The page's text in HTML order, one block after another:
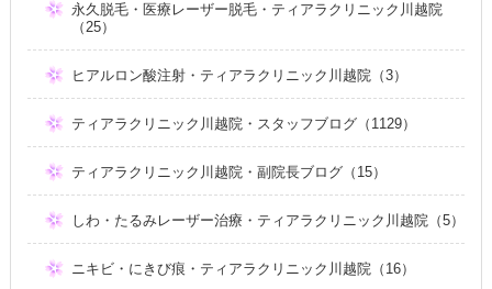
永久脱毛・医療レーザー脱毛・ティアラクリニック川越院
（25）
ヒアルロン酸注射・ティアラクリニック川越院（3）
ティアラクリニック川越院・スタッフブログ（1129）
ティアラクリニック川越院・副院長ブログ（15）
しわ・たるみレーザー治療・ティアラクリニック川越院（5）
ニキビ・にきび痕・ティアラクリニック川越院（16）